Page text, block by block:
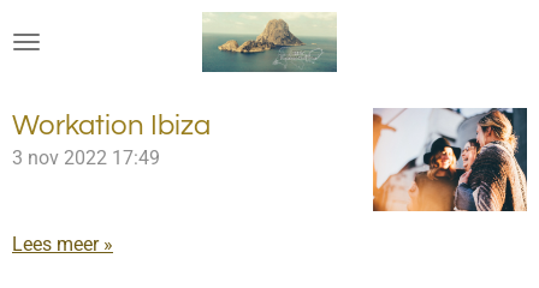
direct
de
hoofdinhoud
Workation Ibiza
3 nov 2022 17:49
Lees meer »